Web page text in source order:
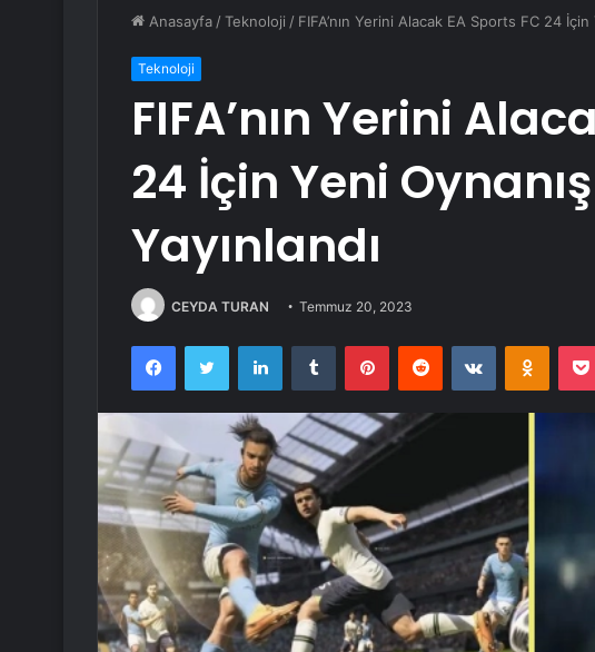
Anasayfa /Teknoloji / FIFA’nın Yerini Alacak EA Sports FC 24
Teknoloji
FIFA’nın Yerini
24 İçin Yeni
Yayınlandı
CEYDA TURAN Temmuz 20, 2023
FacebookTwitter LinkedInTumblr PinterestReddit VKontakte